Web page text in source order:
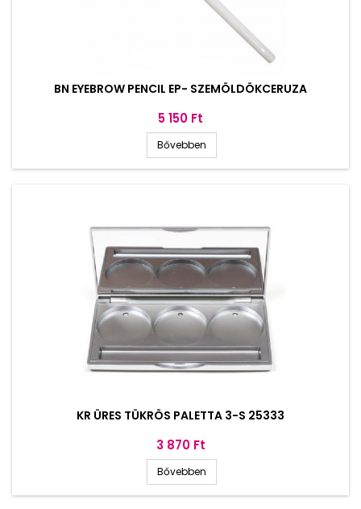
BN EYEBROW PENCIL EP- SZEMÖLDÖKCERUZA
Ár
5 150 Ft
Bővebben
KR ÜRES TÜKRÖS PALETTA 3-S 25333
Ár
3 870 Ft
Bővebben